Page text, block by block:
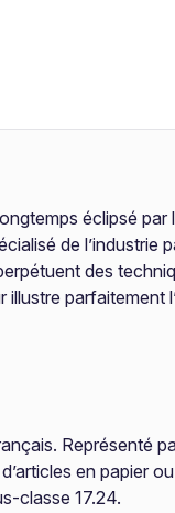
éclipsé
de l’industrie
des
parfaitement
Représenté
en papier
classe 17.24.